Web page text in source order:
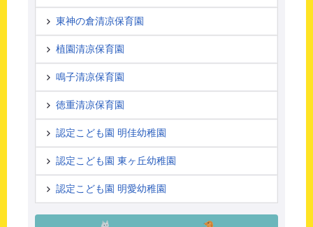
東神の倉清凉保育園
植園清凉保育園
鳴子清凉保育園
徳重清凉保育園
認定こども園 明佳幼稚園
認定こども園 東ヶ丘幼稚園
認定こども園 明愛幼稚園